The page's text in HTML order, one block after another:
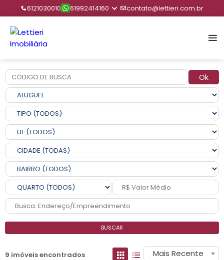
6121030010 61992414160 contato@lettieri.com.br
Ok
BUSCAR
9 imóveis encontrados Mais Recente